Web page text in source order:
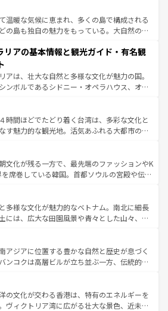
報は
都市は、観光、ショッピング、エンターテイ
まった刺激的なスポットだ。一方、アメリカ
然が広がり、グランドキャニオンやイエロー
ーリンズでは、音楽と美食が融合した独特の
旅行者はアメリカの各地域で異なる魅力を楽
その多様性と豊かな歴史を感じることができ
でのロードトリップや列車の旅も、アメリカ
温暖な気候に恵まれ、多くの島で構成される
の島も独自の魅力をもっている。大自然の神
せない。また、定番の観光地といえばオアフ
な自然を求めるならマウイ島やカウアイ島が
メラルドグリーンに輝く海をはじめ、豊かな
息づいている。「アロハスピリット」と呼ば
いローカルフードやハワイアンミュージッ
フラダンスなど、すべてがハワイの魅力を彩
れるたびに新しい発見と感動が待っているハ
一覧
リアの基本情報と観光ガイド・有名観
アは、壮大な自然と多様な文化が魅力の国。
ンボルであるシドニー・オペラハウス、オー
大陸中央部にそびえるウルル（エアーズロッ
ニアの美しい原生林やケアンズの熱帯雨林な
がたくさん。また、カフェやワイン、オージ
ィビティも充実しており、サーフィンやダイ
キングなど、アウトドア好きにはたまらな
ラリアの多彩な魅力を存分に味わいつくそ
い。
時間ほどでたどり着く台湾は、多彩な文化と
す魅力的な観光地。活気あふれる大都市の台
な山岳地帯である台湾東部など、都市の喧騒
さが共存しており、訪れる人に新しい発見と
してくれる。また、奥深い台湾の食文化も魅
評判のスイーツなど、バラエティ豊かな料理
が味わえる。 なお、新着の台湾情報は コンテンツ一覧を参
。
文化が残る一方で、最先端のファッションやK
席巻している韓国。首都ソウルの宮殿や伝統
を延ばせば四季折々の自然美を楽しむことが
て、キムチや焼肉、絶品のストリートフード
まな韓国料理が待っている。夜には、韓国な
れながら、韓国の多彩な魅力を心ゆくまで味
わってみてほしい。 なお、新着の韓国情報はコンテンツ一
ほしい。
多様な文化が魅力的なベトナム。南北に細長
には、広大な田園風景や青々とした山々、世
共に伝統が息づく。ハノイの古い町並みやホ
フランス統治時代の建物も、独特の雰囲気を
る。また、バラエティの豊かさとおいしさで
やバインミー、ベトナムコーヒーなどは、ぜ
いたい。どの地域を訪れてもあたたかい人々
えてくれるので、きっと忘れられない旅にな
アジアに位置する豊かな自然と歴史が息づく
ンコクは高層ビルが立ち並ぶ一方、伝統的な
している。北部ではチェンマイなどの山岳地
れ合い、南部ではプーケットやクラビの美し
ゾート気分を楽しむことができる。タイ料理
の文化が交わる香港は、特有のエネルギーを
ヴィクトリア湾に広がる壮大な景色、近未来